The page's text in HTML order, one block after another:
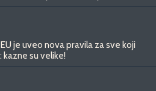
je uveo nova pravila za sve koji
kazne su velike!